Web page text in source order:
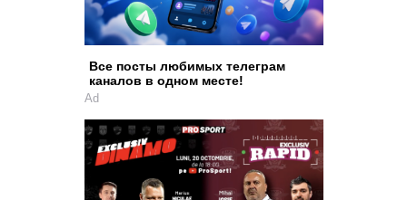
Все посты любимых телеграм
каналов в одном месте!
Ad